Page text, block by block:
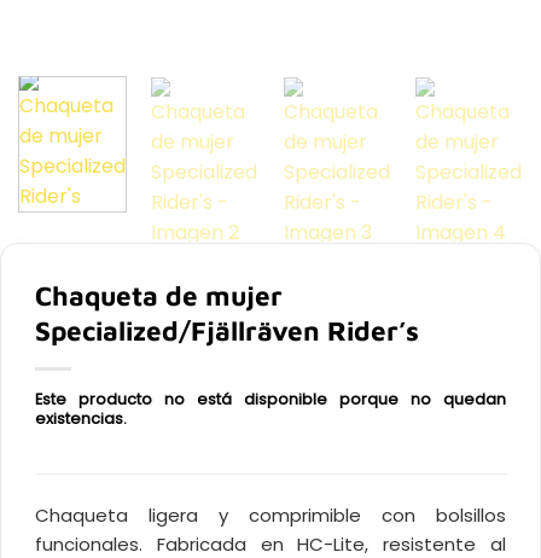
Chaqueta de mujer
Specialized/Fjällräven Rider’s
Este producto no está disponible porque no quedan
existencias.
Chaqueta ligera y comprimible con bolsillos
funcionales. Fabricada en HC-Lite, resistente al